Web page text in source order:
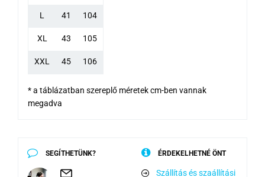
L 41 104
XL 43 105
XXL 45 106
* a táblázatban szereplő méretek cm-ben vannak
megadva
SEGÍTHETÜNK? ÉRDEKELHETNÉ ÖNT
Szállítás és szaállítási